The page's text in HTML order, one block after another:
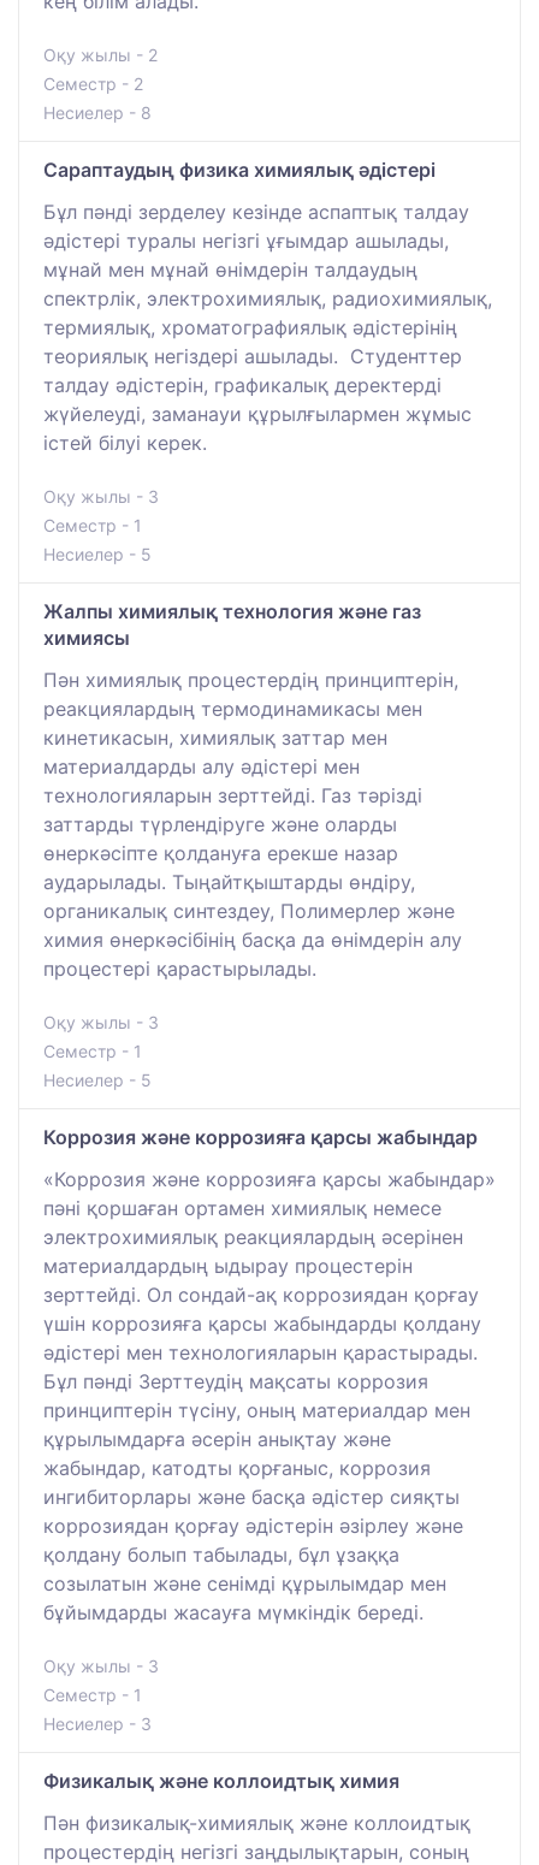
Оқу жылы - 2
Семестр - 2
Несиелер - 8
Сараптаудың физика химиялық әдістері
Бұл пәнді зерделеу кезінде аспаптық талдау
әдістері туралы негізгі ұғымдар ашылады,
мұнай мен мұнай өнімдерін талдаудың
спектрлік, электрохимиялық, радиохимиялық,
термиялық, хроматографиялық әдістерінің
теориялық негіздері ашылады. Студенттер
талдау әдістерін, графикалық деректерді
жүйелеуді, заманауи құрылғылармен жұмыс
істей білуі керек.
Оқу жылы - 3
Семестр - 1
Несиелер - 5
Жалпы химиялық технология және газ
химиясы
Пән химиялық процестердің принциптерін,
реакциялардың термодинамикасы мен
кинетикасын, химиялық заттар мен
материалдарды алу әдістері мен
технологияларын зерттейді. Газ тәрізді
заттарды түрлендіруге және оларды
өнеркәсіпте қолдануға ерекше назар
аударылады. Тыңайтқыштарды өндіру,
органикалық синтездеу, Полимерлер және
химия өнеркәсібінің басқа да өнімдерін алу
процестері қарастырылады.
Оқу жылы - 3
Семестр - 1
Несиелер - 5
Коррозия және коррозияға қарсы жабындар
«Коррозия және коррозияға қарсы жабындар»
пәні қоршаған ортамен химиялық немесе
электрохимиялық реакциялардың әсерінен
материалдардың ыдырау процестерін
зерттейді. Ол сондай-ақ коррозиядан қорғау
үшін коррозияға қарсы жабындарды қолдану
әдістері мен технологияларын қарастырады.
Бұл пәнді Зерттеудің мақсаты коррозия
принциптерін түсіну, оның материалдар мен
құрылымдарға әсерін анықтау және
жабындар, катодты қорғаныс, коррозия
ингибиторлары және басқа әдістер сияқты
коррозиядан қорғау әдістерін әзірлеу және
қолдану болып табылады, бұл ұзаққа
созылатын және сенімді құрылымдар мен
бұйымдарды жасауға мүмкіндік береді.
Оқу жылы - 3
Семестр - 1
Несиелер - 3
Физикалық және коллоидтық химия
Пән физикалық-химиялық және коллоидтық
процестердің негізгі заңдылықтарын, соның